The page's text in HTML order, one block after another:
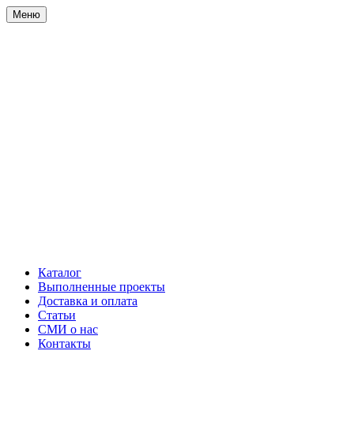
Меню
Каталог
Выполненные проекты
Доставка и оплата
Статьи
СМИ о нас
Контакты